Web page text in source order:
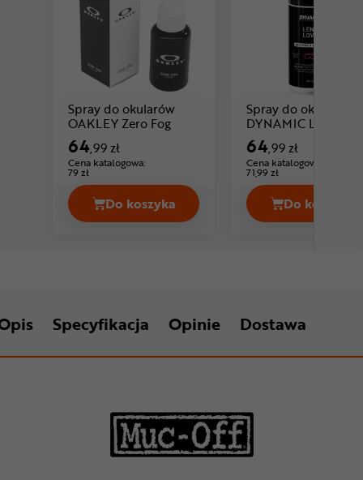
Spray do okularów
OAKLEY Zero FogCena: 64 ,99 zł
64,99 zł
Cena katalogowa:
79 zł
Do koszyka
Spray do okularów OAKLEY Zero
Spray do okularów
DYNAMIC Lens
64,99 zł
Cena katalogowa:
71,99 zł
Do koszyka
Spray
Specyfikacja Opinie Dostawa